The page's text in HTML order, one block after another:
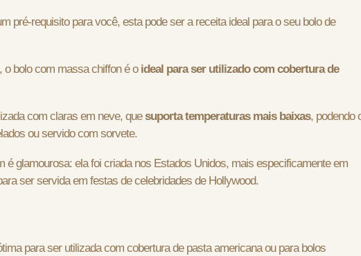
pré-requisito para você, esta pode ser a receita ideal para o seu bolo de
bolo com massa chiffon é oideal para ser utilizado com cobertura de
com claras em neve, quesuporta temperaturas mais baixas, podendo
ou servido com sorvete.
é glamourosa: ela foi criada nos Estados Unidos, mais especificamente em
ser servida em festas de celebridades de Hollywood.
para ser utilizada com cobertura de pasta americana ou para bolos